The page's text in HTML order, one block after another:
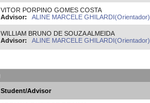
VITOR PORPINO GOMES COSTA
Advisor:
ALINE MARCELE GHILARDI(Orientador)
WILLIAM BRUNO DE SOUZA ALMEIDA
Advisor:
ALINE MARCELE GHILARDI(Orientador)
Student/Advisor